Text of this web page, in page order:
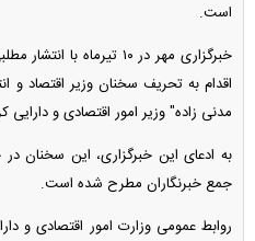
است.
خبرگزاری مهر در ۱۰
اقدام به تحریف سخنان وزیر اقتصاد
مدنی زاده" وزیر امور اقتصادی و دارایی
به ادعای این خبرگزاری، این سخنان
جمع خبرنگاران مطرح شده است.
روابط عمومی وزارت امور اقتصادی و